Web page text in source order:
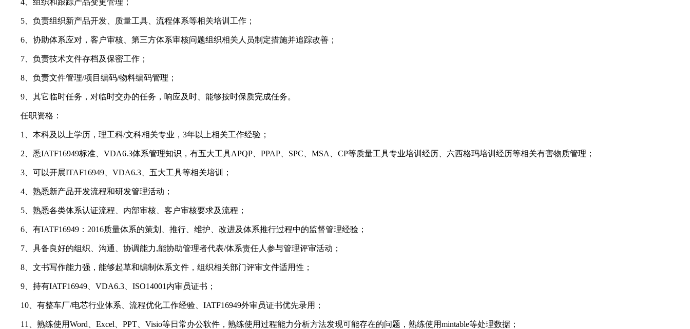
5、负责组织新产品开发、质量工具、流程体系等相关培训工作；
6、协助体系应对，客户审核、第三方体系审核问题组织相关人员制定措施并追踪改善；
7、负责技术文件存档及保密工作；
8、负责文件管理/项目编码/物料编码管理；
9、其它临时任务，对临时交办的任务，响应及时、能够按时保质完成任务。
任职资格：
1、本科及以上学历，理工科/文科相关专业，3年以上相关工作经验；
2、悉IATF16949标准、VDA6.3体系管理知识，有五大工具APQP、PPAP、SPC、MSA、CP等质量工具专业培训经历、六西格玛培训经历等相关有害物质管理；
3、可以开展ITAF16949、VDA6.3、五大工具等相关培训；
4、熟悉新产品开发流程和研发管理活动；
5、熟悉各类体系认证流程、内部审核、客户审核要求及流程；
6、有IATF16949：2016质量体系的策划、推行、维护、改进及体系推行过程中的监督管理经验；
7、具备良好的组织、沟通、协调能力,能协助管理者代表/体系责任人参与管理评审活动；
8、文书写作能力强，能够起草和编制体系文件，组织相关部门评审文件适用性；
9、持有IATF16949、VDA6.3、ISO14001内审员证书；
10、有整车厂/电芯行业体系、流程优化工作经验、IATF16949外审员证书优先录用；
11、熟练使用Word、Excel、PPT、Visio等日常办公软件，熟练使用过程能力分析方法发现可能存在的问题，熟练使用mintable等处理数据；